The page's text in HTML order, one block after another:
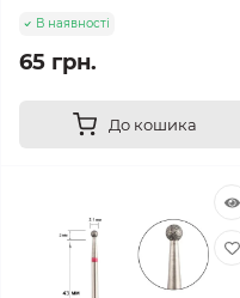
В наявності
65 грн.
До кошика